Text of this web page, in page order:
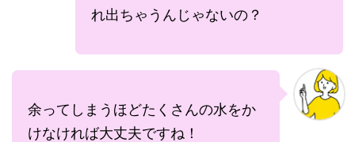
れ出ちゃうんじゃないの？
余ってしまうほどたくさんの水をか
けなければ大丈夫ですね！